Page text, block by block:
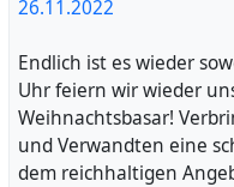
26.11.2022
Endlich ist es wieder
Uhr feiern wir wieder
Weihnachtsbasar!
und Verwandten eine
dem reichhaltigen